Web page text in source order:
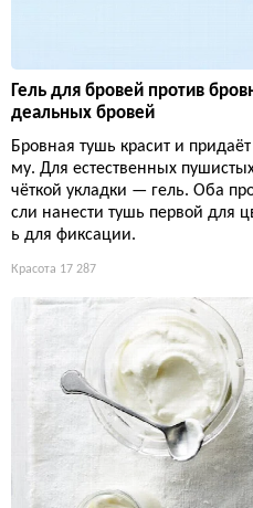
Гель для бровей против
деальных бровей
Бровная тушь красит и
му. Для естественных
чёткой укладки — гель. Оба
сли нанести тушь первой для
ь для фиксации.
Красота 17 287